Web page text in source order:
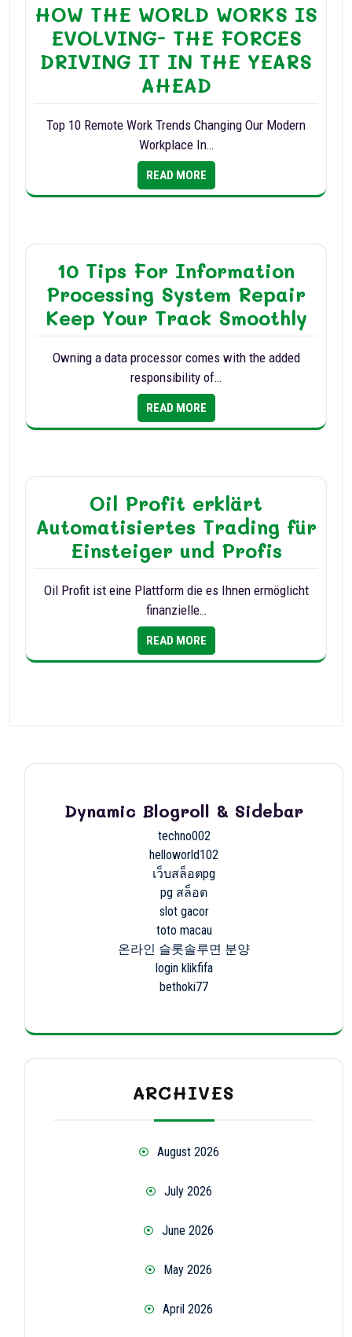
HOW THE WORLD WORKS IS
EVOLVING- THE FORCES
DRIVING IT IN THE YEARS
AHEAD
Top 10 Remote Work Trends Changing Our Modern
Workplace In…
READ MORE
10 Tips For Information
Processing System Repair
Keep Your Track Smoothly
Owning a data processor comes with the added
responsibility of…
READ MORE
Oil Profit erklärt
Automatisiertes Trading für
Einsteiger und Profis
Oil Profit ist eine Plattform die es Ihnen ermöglicht
finanzielle…
READ MORE
Dynamic Blogroll & Sidebar
techno002
helloworld102
เว็บสล็อตpg
pg สล็อต
slot gacor
toto macau
온라인 슬롯솔루면 분양
login klikfifa
bethoki77
ARCHIVES
August 2026
July 2026
June 2026
May 2026
April 2026